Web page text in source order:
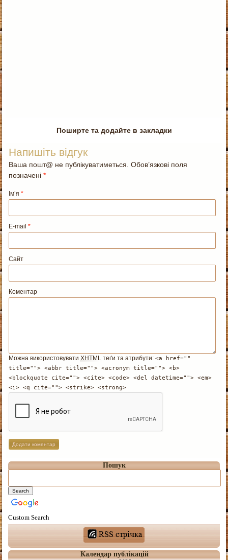
Поширте та додайте в закладки
Напишіть відгук
Ваша пошт@ не публікуватиметься. Обов’язкові поля
позначені*
Ім’я*
E-mail*
Сайт
Коментар
Можна використовуватиXHTML теґи та атрибути:<a href=""
title=""> <abbr title=""> <acronym title=""> <b>
<blockquote cite=""> <cite> <code> <del datetime=""> <em>
<i> <q cite=""> <strike> <strong>
Пошук
Custom Search
Календар публікацій